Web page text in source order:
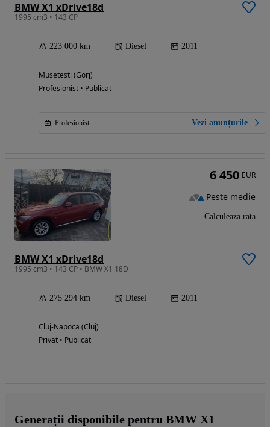
BMW X1 xDrive18d
1995 cm3 • 143 CP
223 000 km Diesel 2011
Musetesti (Gorj)
Profesionist • Publicat
Profesionist Vezi anunțurile
BMW X1 xDrive18d
1995 cm3 • 143 CP • BMW X1 18D
275 294 km Diesel 2011
Cluj-Napoca (Cluj)
Privat • Publicat
6 450 EUR
Peste medie
Calculeaza rata
Generații disponibile pentru BMW X1